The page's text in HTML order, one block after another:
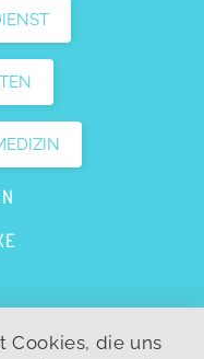
Cookies, die uns